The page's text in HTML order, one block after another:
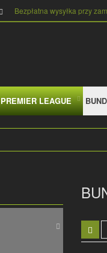
Bezpłatna wysyłka przy
PREMIER LEAGUE